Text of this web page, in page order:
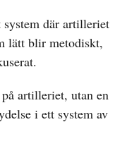
system där artilleriet
lätt blir metodiskt,
artilleriet, utan en
i ett system av